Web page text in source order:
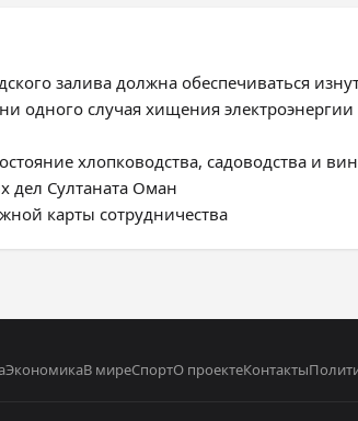
залива должна обеспечиваться
одного случая хищения электроэнергии
хлопководства, садоводства и
дел Султаната Оман
карты сотрудничества
ЭкономикаВ миреСпортО проектеКонтакты